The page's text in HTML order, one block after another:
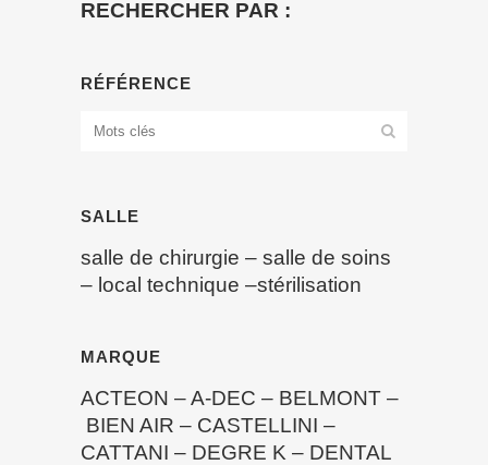
RECHERCHER PAR :
RÉFÉRENCE
SALLE
salle de chirurgie – salle de soins
– local technique –stérilisation
MARQUE
ACTEON –A-DEC – BELMONT –
BIEN AIR – CASTELLINI –
CATTANI – DEGRE K – DENTAL